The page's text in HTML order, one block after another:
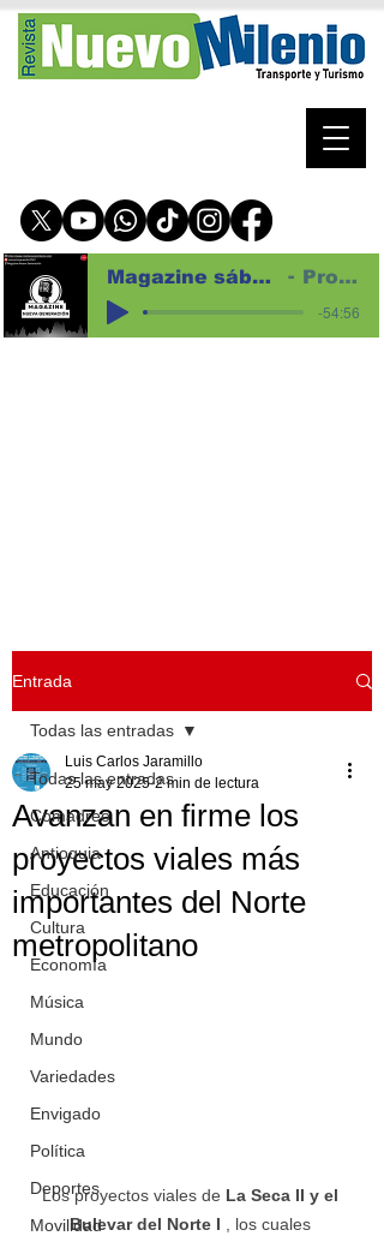
Magazine sábado 1 de agosto de 2026 para web
Programa magazine
-54:56
Entrada
Todas las entradas
Comadreo
Antioquia
Educación
Cultura
Economía
Música
Mundo
Variedades
Envigado
Política
Deportes
Movilidad
Todas las entradas
Avanzan en firme los
proyectos viales más
importantes del Norte
metropolitano
Luis Carlos Jaramillo
25 may 2025 2 min de lectura
Los proyectos viales de La Seca II y el
Bulevar del Norte I , los cuales